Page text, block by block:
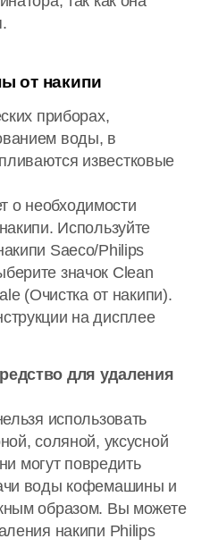
от накипи
приборах,
воды, в
известковые
о необходимости
Используйте
Saeco/Philips
значок Clean
(Очистка от накипи).
на дисплее
для удаления
использовать
соляной, уксусной
могут повредить
воды кофемашины и
образом. Вы можете
накипи Philips